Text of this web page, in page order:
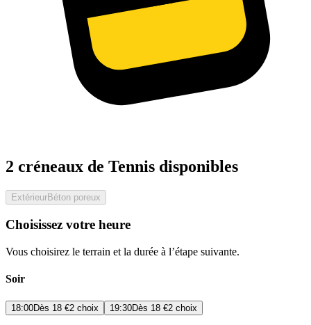
2 créneaux de Tennis disponibles
ExtérieurBéton poreux
Choisissez votre heure
Vous choisirez le terrain et la durée à l’étape suivante.
Soir
18:00Dès 18 €2 choix 19:30Dès 18 €2 choix